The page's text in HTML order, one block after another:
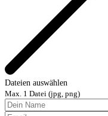
Dateien auswählen
Max. 1 Datei (jpg, png)